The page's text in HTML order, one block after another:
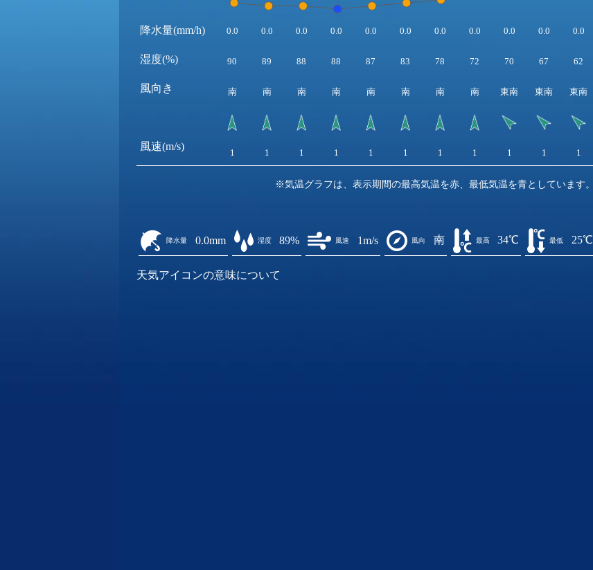
降水量(mm/h)
湿度(%)
風向き
風速(m/s)
0.0 0.0 0.0 0.0 0.0 0.0 0.0 0.0 0.0 0.0 0.0
90 89 88 88 87 83 78 72 70 67 62
南 南 南 南 南 南 南 南 東南 東南 東南
1 1 1 1 1 1 1 1 1 1 1
※気温グラフは、表示期間の最高気温を赤、最低気温を青としています。
降水量 0.0mm 湿度 89% 風速 1m/s 風向 南 最高 34℃ 最低 25℃
天気アイコンの意味について